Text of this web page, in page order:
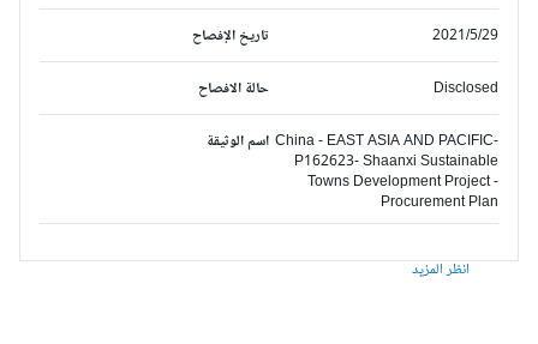
تاريخ الإفصاح 2021/5/29
حالة الافصاح Disclosed
اسم الوثيقة China - EAST ASIA AND PACIFIC-
P162623- Shaanxi Sustainable
Towns Development Project -
Procurement Plan
انظر المزيد